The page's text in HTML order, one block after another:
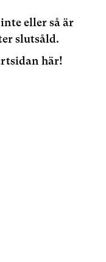
eller så är
slutsåld.
här!